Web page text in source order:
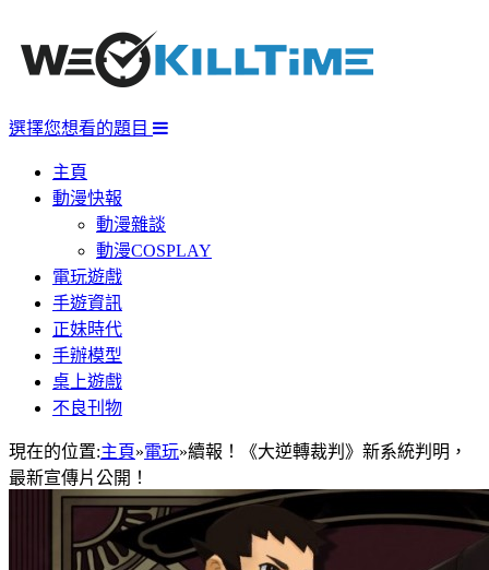
選擇您想看的題目
主頁
動漫快報
動漫雜談
動漫COSPLAY
電玩遊戲
手遊資訊
正妹時代
手辦模型
桌上遊戲
不良刊物
現在的位置:主頁»電玩»續報！《大逆轉裁判》新系統判明，
最新宣傳片公開！